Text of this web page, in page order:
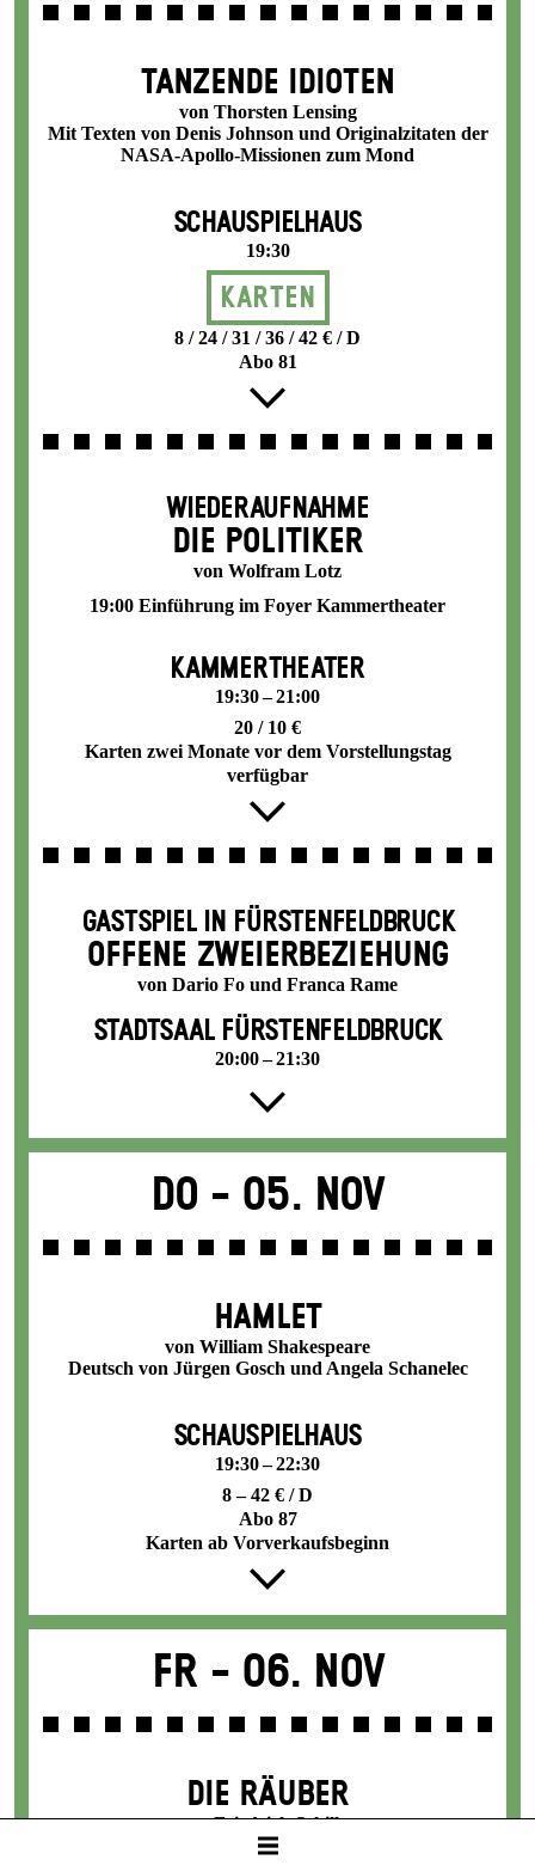
TANZENDE IDIOTEN
von Thorsten Lensing
Mit Texten von Denis Johnson und Originalzitaten der
NASA-Apollo-Missionen zum Mond
SCHAUSPIELHAUS
19:30
Karten
8 / 24 / 31 / 36 / 42 € / D
Abo 81
WIEDERAUFNAHME
DIE POLITIKER
von Wolfram Lotz
19:00 Einführung im Foyer Kammertheater
KAMMERTHEATER
19:30 – 21:00
20 / 10 €
Karten zwei Monate vor dem Vorstellungstag
verfügbar
GASTSPIEL IN FÜRSTENFELDBRUCK
OFFENE ZWEIER­BEZIEHUNG
von Dario Fo und Franca Rame
STADTSAAL FÜRSTENFELDBRUCK
20:00 – 21:30
Do - 05. Nov
HAMLET
von William Shakespeare
Deutsch von Jürgen Gosch und Angela Schanelec
SCHAUSPIELHAUS
19:30 – 22:30
8 – 42 € / D
Abo 87
Karten ab Vorverkaufsbeginn
Fr - 06. Nov
DIE RÄUBER
von Friedrich Schiller
Mit Texten von Thomas Melle